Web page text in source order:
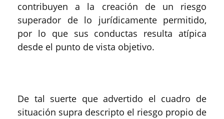
contribuyen a la creación de un riesgo
superador de lo jurídicamente permitido,
por lo que sus conductas resulta atípica
desde el punto de vista objetivo.
De tal suerte que advertido el cuadro de
situación supra descripto el riesgo propio de